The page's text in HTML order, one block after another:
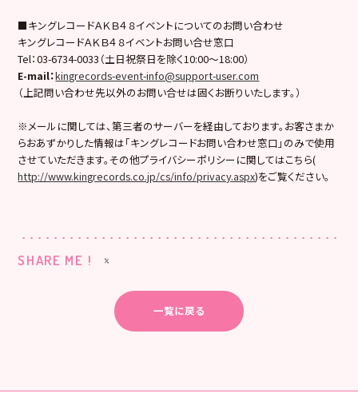
■キングレコードＡＫＢ４８イベントについてのお問い合わせ
キングレコードＡＫＢ４８イベントお問い合せ窓口
Tel：03-6734-0033（土日祝祭日を除く10:00〜18:00）
E-mail：kingrecords-event-info@support-user.com
（上記問い合わせ先以外のお問い合せは固くお断りいたします。）
※メールに関しては、第三者のサーバーを経由しております。お客さまか
らおあずかりした情報は「キングレコードお問い合わせ窓口」のみで使用
させていただきます。その他プライバシーポリシーに関してはこちら(
http://www.kingrecords.co.jp/cs/info/privacy.aspx)をご覧ください。
SHARE ME !
一覧に戻る